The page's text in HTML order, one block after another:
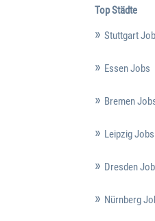
Top Städte
Stuttgart
Essen Jobs
Bremen
Leipzig Jobs
Dresden
Nürnberg